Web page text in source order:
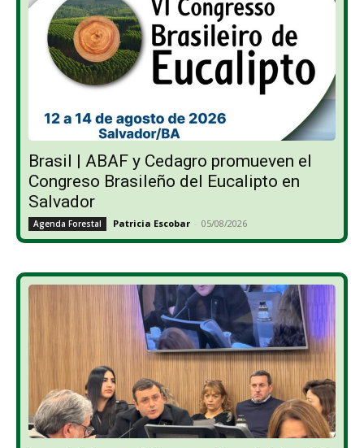
Brasil | ABAF y Cedagro promueven el
Congreso Brasileño del Eucalipto en
Salvador
Agenda Forestal Patricia Escobar - 05/08/2026